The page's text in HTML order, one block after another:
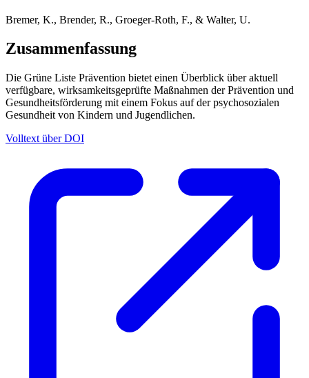
Bremer, K., Brender, R., Groeger-Roth, F., & Walter, U.
Zusammenfassung
Die Grüne Liste Prävention bietet einen Überblick über aktuell
verfügbare, wirksamkeitsgeprüfte Maßnahmen der Prävention und
Gesundheitsförderung mit einem Fokus auf der psychosozialen
Gesundheit von Kindern und Jugendlichen.
Volltext über DOI